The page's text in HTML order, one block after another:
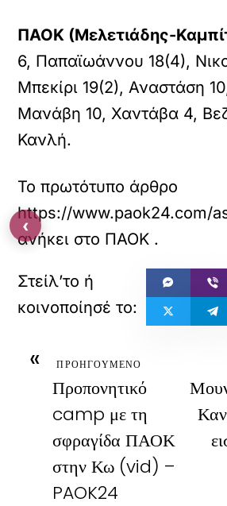
ΠΑΟΚ (Μελετιάδης-
6, Παπαϊωάννου 18(4),
Μπεκίρι 19(2), Αναστάση
Μανάβη 10, Χαντάβα 4,
Κανλή.
Το πρωτότυπο άρθρο
https://www.paok24.com/
ανήκει στο ΠΑΟΚ .
« ΠΡΟΗΓΟΥΜΕΝΟ
Προπονητικό
camp με τη
σφραγίδα ΠΑΟΚ
στην Κω (vid) –
PAOK24
‹